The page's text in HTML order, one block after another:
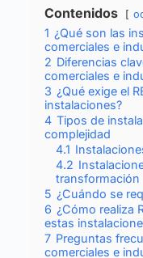
Contenidos
1 ¿Qué son las
comerciales e
2 Diferencias
comerciales e
3 ¿Qué exige el
instalaciones?
4 Tipos de
complejidad
4.1
4.2
transformación
5 ¿Cuándo se
6 ¿Cómo realiza
estas
7 Preguntas
comerciales e